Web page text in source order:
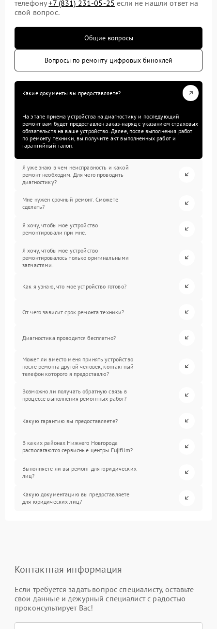
телефону+7 (831) 231-05-25 если не нашли ответ на
свой вопрос.
Общие вопросы
Вопросы по ремонту цифровых биноклей
Какие документы вы предоставляете?
На этапе приема устройства на диагностику и последующий
ремонт вам будет предоставлен заказ-наряд с указанием страховых
обязательств на ваше устройство. Далее, после выполнения работ
по ремонту техники, вы получите акт выполненных работ и
гарантийный талон.
Я уже знаю в чем неисправность и какой
ремонт необходим. Для чего проводить
диагностику?
Мне нужен срочный ремонт. Сможете
сделать?
Я хочу, чтобы мое устройство
ремонтировали при мне.
Я хочу, чтобы мое устройство
ремонтировалось только оригинальными
запчастями.
Как я узнаю, что мое устройство готово?
От чего зависит срок ремонта техники?
Диагностика проводится бесплатно?
Может ли вместо меня принять устройство
после ремонта другой человек, контактный
телефон которого я предоставлю?
Возможно ли получать обратную связь в
процессе выполнения ремонтных работ?
Какую гарантию вы предоставляете?
В каких районах Нижнего Новгорода
располагаются сервисные центры Fujifilm?
Выполняете ли вы ремонт для юридических
лиц?
Какую документацию вы предоставляете
для юридических лиц?
Контактная информация
Если требуется задать вопрос специалисту, оставьте
свои данные и дежурный специалист с радостью
проконсультирует Вас!